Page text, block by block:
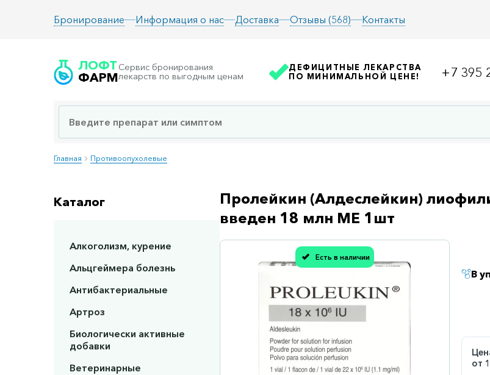
Бронирование Информация о нас Доставка Отзывы (568) Контакты
ЛОФТ
ФАРМ
Сервис бронирования
лекарств по выгодным ценам
ДЕФИЦИТНЫЕ ЛЕКАРСТВА
ПО МИНИМАЛЬНОЙ ЦЕНЕ!
+7 395
Главная Противоопухолевые
Каталог
Алкоголизм, курение
Альцгеймера болезнь
Антибактериальные
Артроз
Биологически активные
добавки
Ветеринарные
Пролейкин (Алдеслейкин)
введен 18 млн МЕ 1шт
Есть в наличии
Спасибо, мы учли Вашу оценку!
В
от